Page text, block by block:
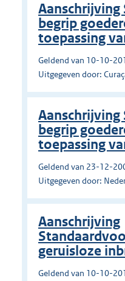
Aanschrijving
begrip
toepassing
Geldend van 10-10-
Uitgegeven door:
Aanschrijving
begrip
toepassing
Geldend van 23-12-
Uitgegeven door:
Aanschrijving
geruisloze
Geldend van 10-10-